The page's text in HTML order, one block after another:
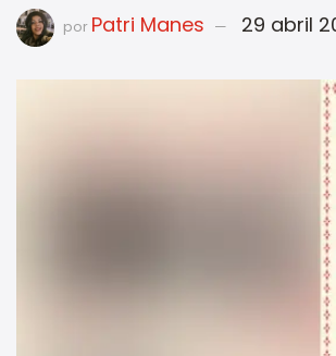
por Patri Manes 29 abril